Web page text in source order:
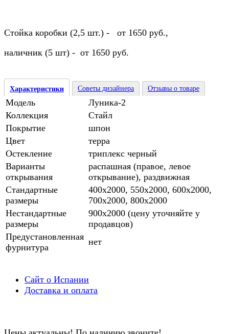
Стойка коробки (2,5 шт.) - от 1650 руб.,
наличник (5 шт) - от 1650 руб.
Характеристики Советы дизайнера Отзывы о товаре
Модель
Луника-2
Коллекция
Стайл
Покрытие
шпон
Цвет
терра
Остекление
триплекс черный
Варианты
открывания
распашная (правое, левое
открывание), раздвижная
Стандартные
размеры
400х2000, 550х2000, 600х2000,
700х2000, 800х2000
Нестандартные
размеры
900х2000 (цену уточняйте у
продавцов)
Предустановленная
фурнитура
нет
Сайт о Испании
Доставка и оплата